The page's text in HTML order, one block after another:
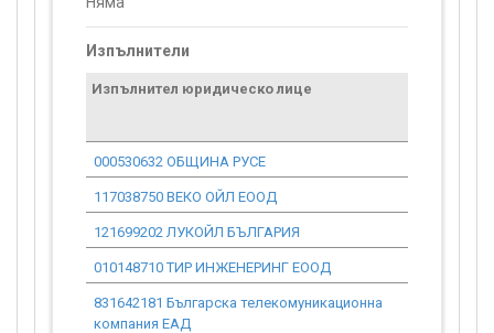
Изпълнители
Изпълнител юридическо лице
000530632 ОБЩИНА РУСЕ
117038750 ВЕКО ОЙЛ ЕООД
121699202 ЛУКОЙЛ БЪЛГАРИЯ
010148710 ТИР ИНЖЕНЕРИНГ ЕООД
831642181 Българска телекомуникационна
компания ЕАД